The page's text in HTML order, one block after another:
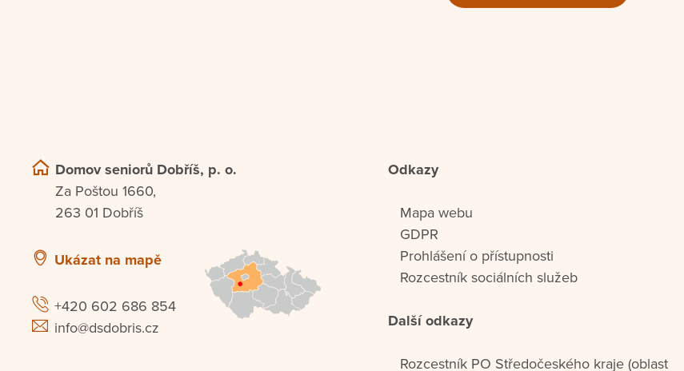
Domov seniorů Dobříš, p. o.
Za Poštou 1660,
263 01 Dobříš
Ukázat na mapě
+420 602 686 854
info@dsdobris.cz
Odkazy
Mapa webu
GDPR
Prohlášení o přístupnosti
Rozcestník sociálních služeb
Další odkazy
Rozcestník PO Středočeského kraje (oblast